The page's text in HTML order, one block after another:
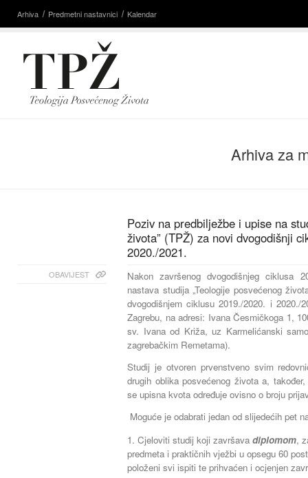
Arhiva Predmetni nastavnici Kalendar
Arhiva za
Poziv na predbilježbe i upise na
života” (TPŽ) za novi dvogodišnji
2020./2021.
OBAVIJEST
Nakon završenog dvogodišnjeg ciklusa
nastava studija „Teologije posvećenog
dvogodišnjem ciklusu 2019./2020. i
Zagrebu, na adresi: Ivana Česmičkoga 1,
sv. Ivana od Križa, uz Karmelićanski
zagrebačkim Remetama).
Studij je otvoren prvenstveno svim
drugih oblika posvećenog života a,
se upisna kvota određuje ovisno o broju
Moguće je odabrati jedan od slijedećih pet
Cjeloviti studij koji završava diplomom,
predmeta i praktičnih vježbi u opsegu 60
položeni svi ispiti te prihvaćen i ocjenjen